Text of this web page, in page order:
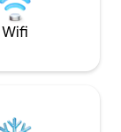
Wifi